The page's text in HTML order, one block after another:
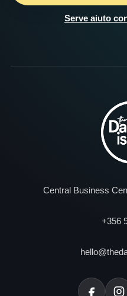
Serve aiuto
Central Business
+356